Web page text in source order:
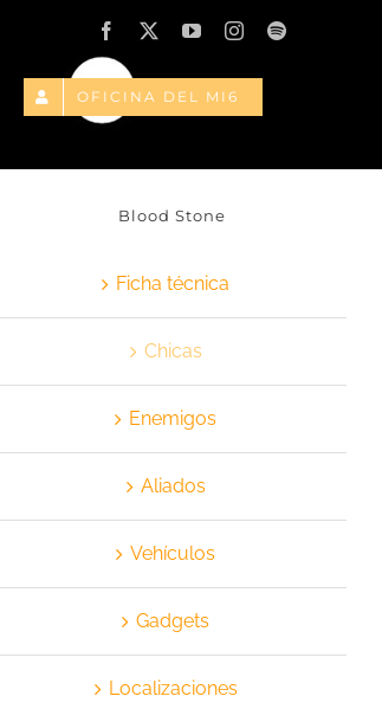
Facebook
X YouTubeInstagramSpotify
OFICINA DEL MI6
Blood Stone
Ficha técnica
Chicas
Enemigos
Aliados
Vehículos
Gadgets
Localizaciones